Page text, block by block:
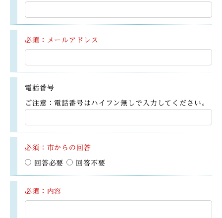
必須：メールアドレス
電話番号
ご注意：電話番号はハイフン無しで入力してください。
必須：市からの回答
回答必要 回答不要
必須：内容